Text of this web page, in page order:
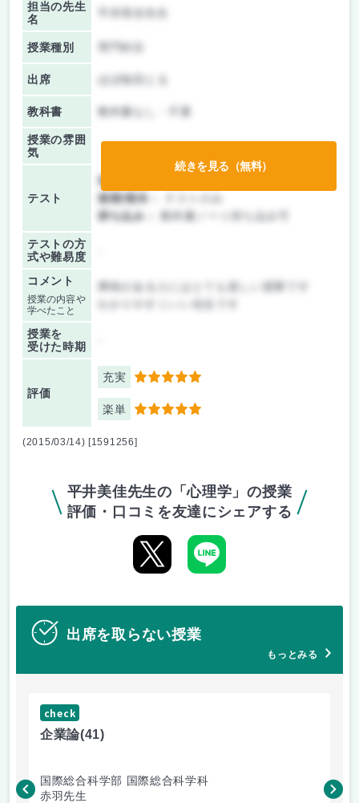
担当の先生
名
授業種別
出席 ほぼ毎回とる
教科書 教科書なし・不要
授業の雰囲
気
テスト
前期/中間：
後期/期末：
持ち込み：
教科書ノート持ち込み可
テストの方
式や難易度
コメント
授業の内容や
学べたこと
興味がある人にはとても楽しい授業です
授業を
受けた時期
評価
充実 5
楽単 5
続きを見る（無料）
(2015/03/14) [1591256]
平井美佳先生の「心理学」の授業
評価・口コミを友達にシェアする
出席を取らない授業
もっとみる
check
企業論(41)
国際総合科学部 国際総合科学科
赤羽先生
柴